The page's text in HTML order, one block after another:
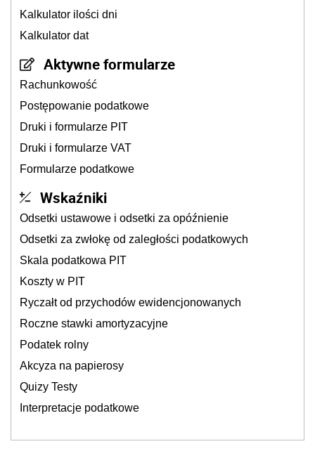
Kalkulator ilości dni
Kalkulator dat
Aktywne formularze
Rachunkowość
Postępowanie podatkowe
Druki i formularze PIT
Druki i formularze VAT
Formularze podatkowe
Wskaźniki
Odsetki ustawowe i odsetki za opóźnienie
Odsetki za zwłokę od zaległości podatkowych
Skala podatkowa PIT
Koszty w PIT
Ryczałt od przychodów ewidencjonowanych
Roczne stawki amortyzacyjne
Podatek rolny
Akcyza na papierosy
Quizy Testy
Interpretacje podatkowe